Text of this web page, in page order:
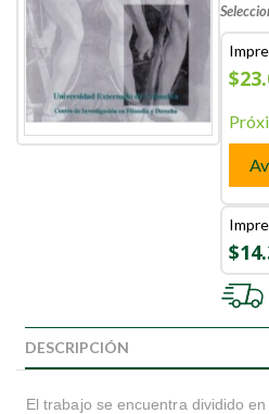
DESCRIPCIÓN
El trabajo se encuentra dividido